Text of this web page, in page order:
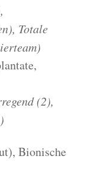
Totale
(2),
Bionische